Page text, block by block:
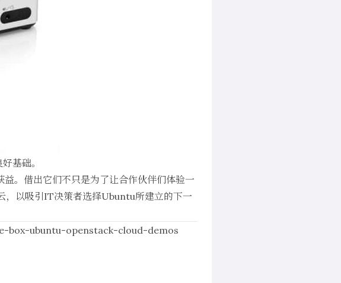
基础。
。借出它们不只是为了让合作伙伴们体验一
，以吸引IT决策者选择Ubuntu所建立的下一
ubuntu-openstack-cloud-demos